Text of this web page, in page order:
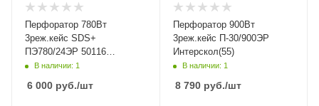
Перфоратор 780Вт
3реж.кейс SDS+
ПЭ780/24ЭР 50116
Энкор(46)
В наличии: 1
6 000 руб./шт
Перфоратор 900Вт
3реж.кейс П-30/900ЭР
Интерскол(55)
В наличии: 1
8 790руб./шт